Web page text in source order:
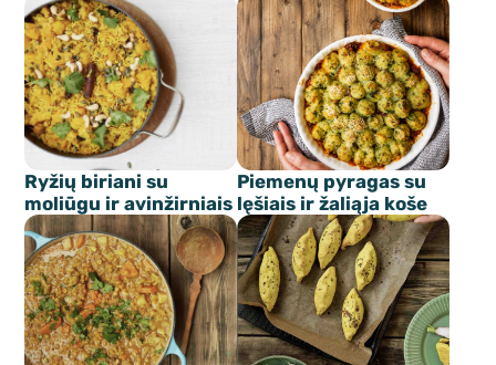
Ryžių biriani su
moliūgu ir avinžirniais
Piemenų pyragas su
lęšiais ir žaliąja koše